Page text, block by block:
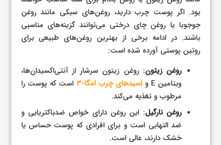
بود. اگر پوست چرب دارید، روغن‌های سبکی مانند روغن
جوجوبا یا روغن چای درختی می‌توانند گزینه‌های مناسبی
باشند. در ادامه برخی از بهترین روغن‌های طبیعی برای
روتین پوستی آورده شده است:
روغن زیتون: روغن زیتون سرشار از آنتی‌اکسیدان‌ها،
ویتامین E و
اسیدهای چرب امگا-۳
است که پوست را
مرطوب و تغذیه می‌کند.
روغن نارگیل: این روغن دارای خواص ضدباکتریایی و
ضد التهابی است و برای افرادی که پوست حساس یا
خشک دارند، عالی است.